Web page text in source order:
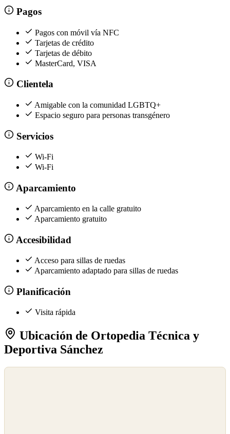
Pagos
Pagos con móvil vía NFC
Tarjetas de crédito
Tarjetas de débito
MasterCard, VISA
Clientela
Amigable con la comunidad LGBTQ+
Espacio seguro para personas transgénero
Servicios
Wi-Fi
Wi-Fi
Aparcamiento
Aparcamiento en la calle gratuito
Aparcamiento gratuito
Accesibilidad
Acceso para sillas de ruedas
Aparcamiento adaptado para sillas de ruedas
Planificación
Visita rápida
Ubicación de Ortopedia Técnica y
Deportiva Sánchez